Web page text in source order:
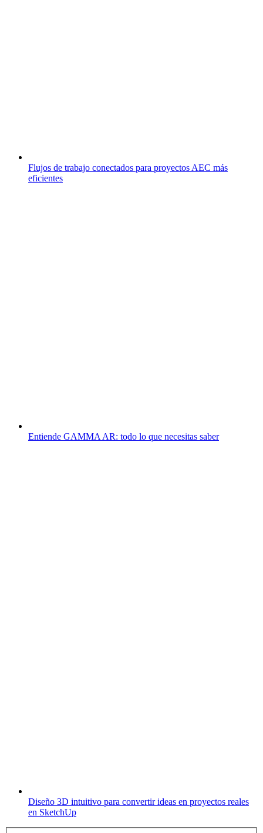
Flujos de trabajo conectados para proyectos AEC más
eficientes
Entiende GAMMA AR: todo lo que necesitas saber
Diseño 3D intuitivo para convertir ideas en proyectos reales
en SketchUp